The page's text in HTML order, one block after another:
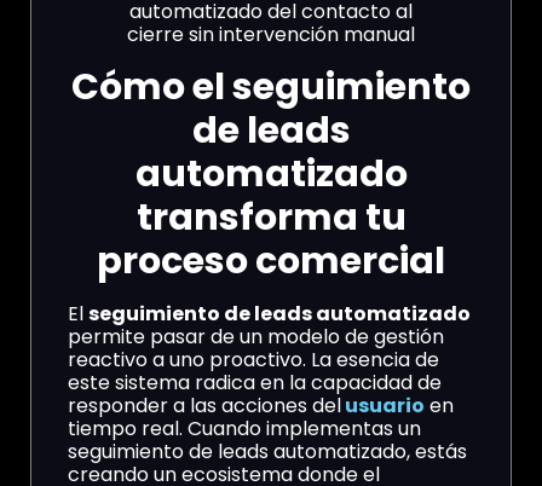
Cómo el seguimiento
de leads
automatizado
transforma tu
proceso comercial
Elseguimiento de leads automatizado
permite pasar de un modelo de gestión
reactivo a uno proactivo. La esencia de
este sistema radica en la capacidad de
responder a las acciones delusuario en
tiempo real. Cuando implementas un
seguimiento de leads automatizado, estás
creando un ecosistema donde el